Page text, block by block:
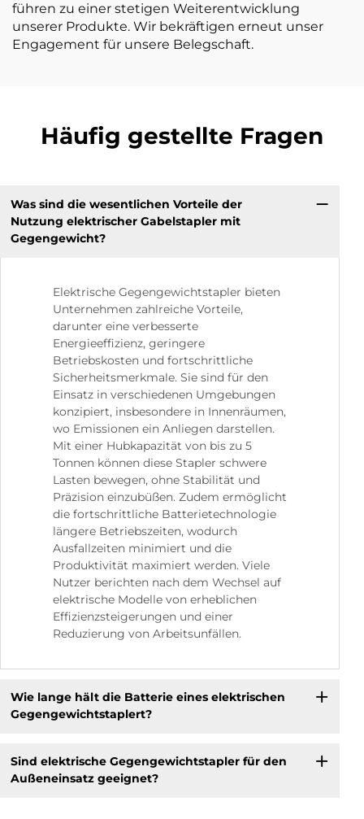
führen zu einer stetigen Weiterentwicklung
unserer Produkte. Wir bekräftigen erneut unser
Engagement für unsere Belegschaft.
Häufig gestellte Fragen
Was sind die wesentlichen Vorteile der
Nutzung elektrischer Gabelstapler mit
Gegengewicht?
Elektrische Gegengewichtstapler bieten
Unternehmen zahlreiche Vorteile,
darunter eine verbesserte
Energieeffizienz, geringere
Betriebskosten und fortschrittliche
Sicherheitsmerkmale. Sie sind für den
Einsatz in verschiedenen Umgebungen
konzipiert, insbesondere in Innenräumen,
wo Emissionen ein Anliegen darstellen.
Mit einer Hubkapazität von bis zu 5
Tonnen können diese Stapler schwere
Lasten bewegen, ohne Stabilität und
Präzision einzubüßen. Zudem ermöglicht
die fortschrittliche Batterietechnologie
längere Betriebszeiten, wodurch
Ausfallzeiten minimiert und die
Produktivität maximiert werden. Viele
Nutzer berichten nach dem Wechsel auf
elektrische Modelle von erheblichen
Effizienzsteigerungen und einer
Reduzierung von Arbeitsunfällen.
Wie lange hält die Batterie eines elektrischen
Gegengewichtstaplert?
Sind elektrische Gegengewichtstapler für den
Außeneinsatz geeignet?